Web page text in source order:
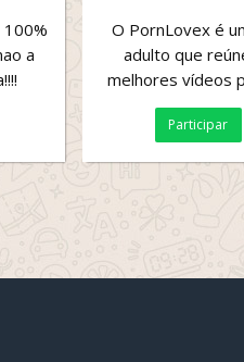
a
O PornLovex é
adulto que
melhores vídeos
gratuitos da
cenas em alta
Participar